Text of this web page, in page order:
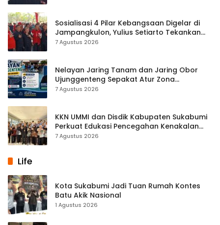
Sosialisasi 4 Pilar Kebangsaan Digelar di
Jampangkulon, Yulius Setiarto Tekankan
Pentingnya Persatuan
7 Agustus 2026
Nelayan Jaring Tanam dan Jaring Obor
Ujunggenteng Sepakat Atur Zona
Penangkapan
7 Agustus 2026
KKN UMMI dan Disdik Kabupaten Sukabumi
Perkuat Edukasi Pencegahan Kenakalan
Remaja di SMPN 2 Tegalbuleud
7 Agustus 2026
Life
Kota Sukabumi Jadi Tuan Rumah Kontes
Batu Akik Nasional
1 Agustus 2026